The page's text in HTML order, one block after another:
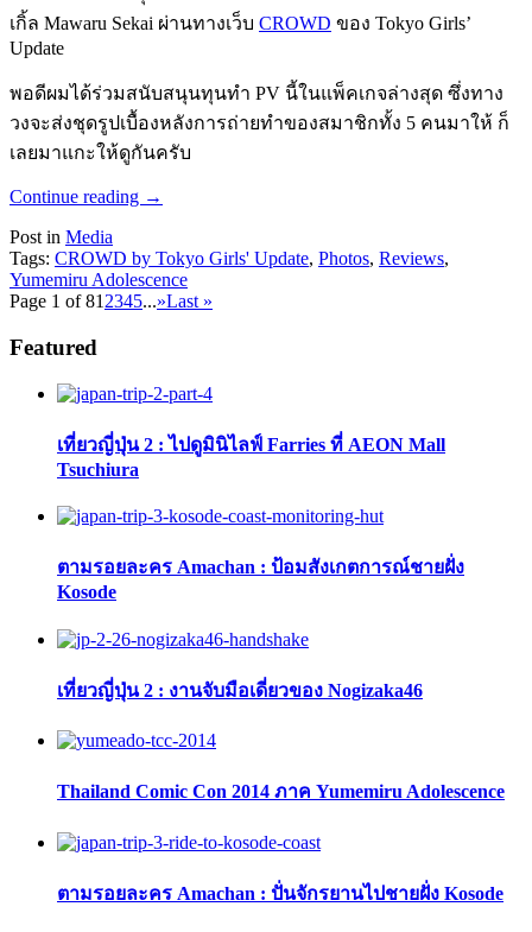
เกิ้ล Mawaru Sekai ผ่านทางเว็บ CROWD ของ Tokyo Girls’
Update
พอดีผมได้ร่วมสนับสนุนทุนทำ PV นี้ในแพ็คเกจล่างสุด ซึ่งทาง
วงจะส่งชุดรูปเบื้องหลังการถ่ายทำของสมาชิกทั้ง 5 คนมาให้ ก็
เลยมาแกะให้ดูกันครับ
Continue reading →
Post in Media
Tags: CROWD by Tokyo Girls' Update, Photos, Reviews,
Yumemiru Adolescence
Page 1 of 81 2345...»Last »
Featured
เที่ยวญี่ปุ่น 2 : ไปดูมินิไลฟ์ Farries ที่ AEON Mall
Tsuchiura
ตามรอยละคร Amachan : ป้อมสังเกตการณ์ชายฝั่ง
Kosode
เที่ยวญี่ปุ่น 2 : งานจับมือเดี่ยวของ Nogizaka46
Thailand Comic Con 2014 ภาค Yumemiru Adolescence
ตามรอยละคร Amachan : ปั่นจักรยานไปชายฝั่ง Kosode